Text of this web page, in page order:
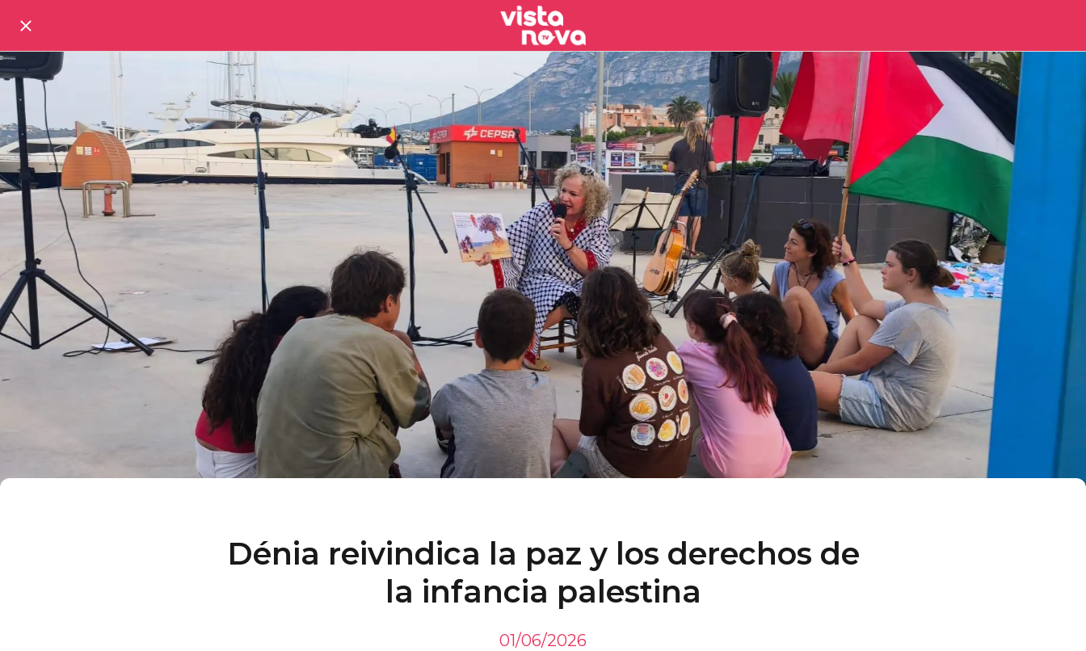
Dénia reivindica la paz y los derechos de
la infancia palestina
01/06/2026